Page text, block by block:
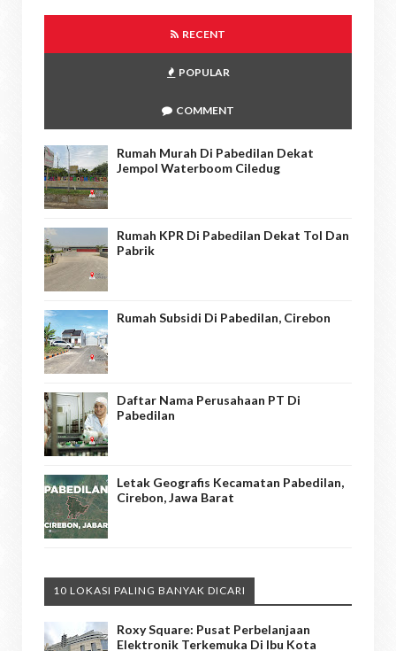
RECENT
POPULAR
COMMENT
Rumah Murah Di Pabedilan Dekat
Jempol Waterboom Ciledug
Rumah KPR Di Pabedilan Dekat Tol Dan
Pabrik
Rumah Subsidi Di Pabedilan, Cirebon
Daftar Nama Perusahaan PT Di
Pabedilan
Letak Geografis Kecamatan Pabedilan,
Cirebon, Jawa Barat
10 LOKASI PALING BANYAK DICARI
Roxy Square: Pusat Perbelanjaan
Elektronik Terkemuka Di Ibu Kota